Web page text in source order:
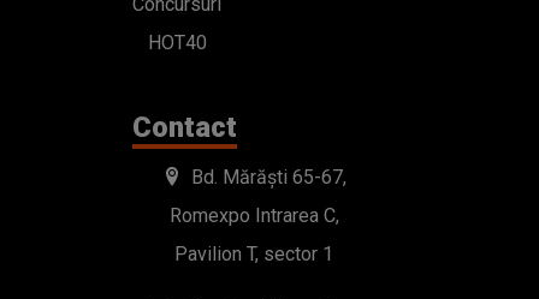
HOT40
Contact
Bd. Mărăști 65-67,
Romexpo Intrarea C,
Pavilion T, sector 1